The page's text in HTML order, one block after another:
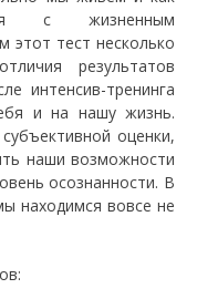
с жизненным
этот тест несколько
результатов
интенсив-тренинга
и на нашу жизнь.
оценки,
наши возможности
осознанности. В
находимся вовсе не